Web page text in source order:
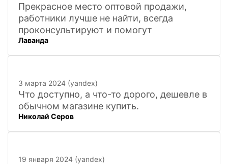
Прекрасное место оптовой продажи,
работники лучше не найти, всегда
проконсультируют и помогут
Лаванда
3 марта 2024 (yandex)
Что доступно, а что-то дорого, дешевле в
обычном магазине купить.
Николай Серов
19 января 2024 (yandex)